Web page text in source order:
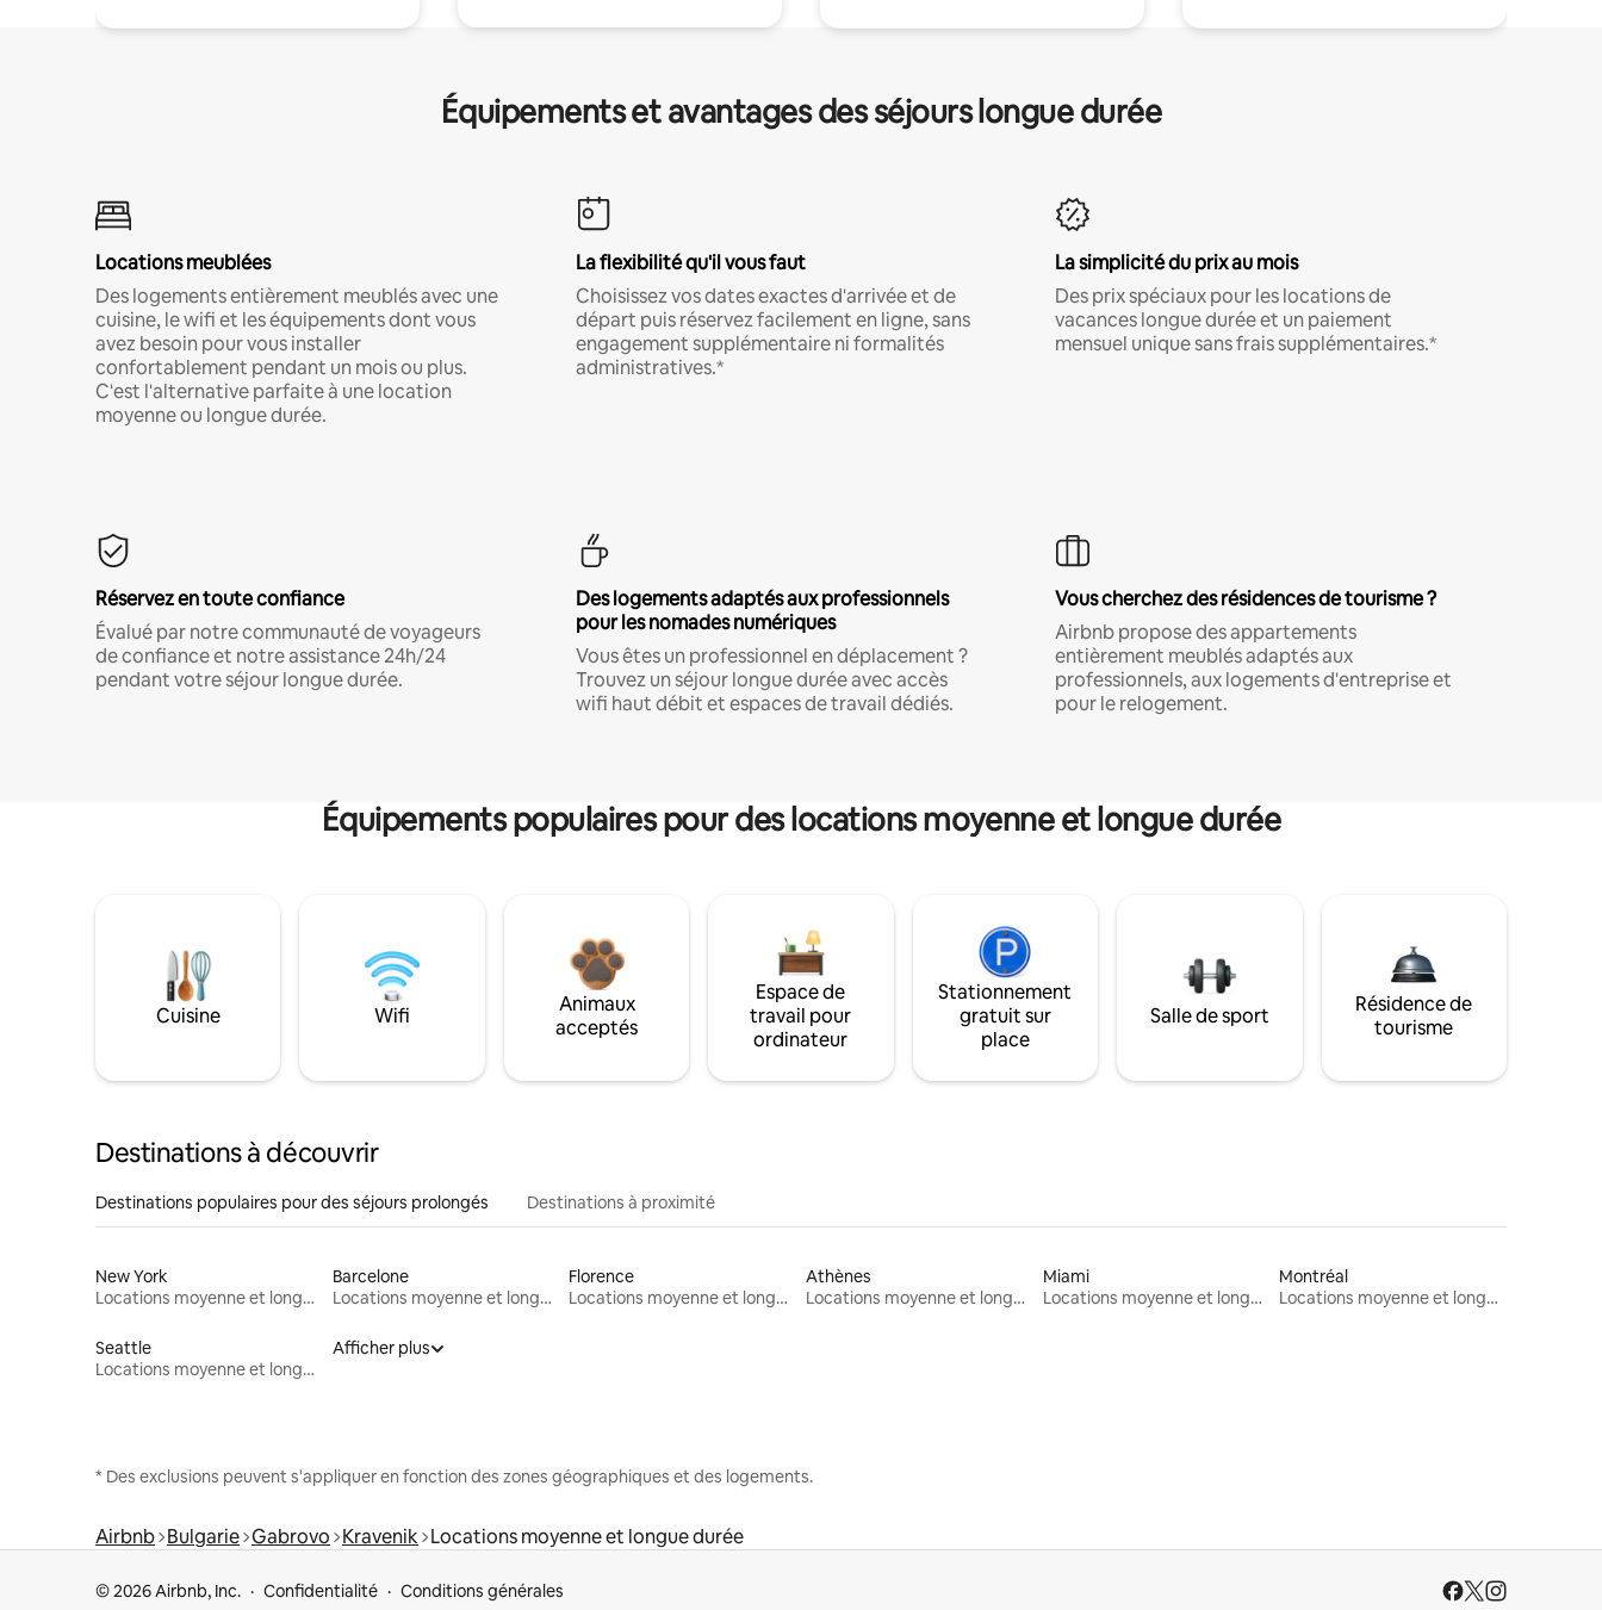
Équipements et avantages des séjours longue durée
Locations meublées
Des logements entièrement meublés avec une
cuisine, le wifi et les équipements dont vous
avez besoin pour vous installer
confortablement pendant un mois ou plus.
C'est l'alternative parfaite à une location
moyenne ou longue durée.
La flexibilité qu'il vous faut
Choisissez vos dates exactes d'arrivée et de
départ puis réservez facilement en ligne, sans
engagement supplémentaire ni formalités
administratives.*
La simplicité du prix au mois
Des prix spéciaux pour les locations de
vacances longue durée et un paiement
mensuel unique sans frais supplémentaires.*
Réservez en toute confiance
Évalué par notre communauté de voyageurs
de confiance et notre assistance 24h/24
pendant votre séjour longue durée.
Des logements adaptés aux professionnels
pour les nomades numériques
Vous êtes un professionnel en déplacement ?
Trouvez un séjour longue durée avec accès
wifi haut débit et espaces de travail dédiés.
Vous cherchez des résidences de tourisme ?
Airbnb propose des appartements
entièrement meublés adaptés aux
professionnels, aux logements d'entreprise et
pour le relogement.
Équipements populaires pour des locations moyenne et longue durée
Cuisine Wifi
Animaux
acceptés
Espace de
travail pour
ordinateur
Stationnement
gratuit sur
place
Salle de sport
Résidence de
tourisme
Destinations à découvrir
Destinations populaires pour des séjours prolongés Destinations à proximité
New York
Locations moyenne et longue durée
Barcelone
Locations moyenne et longue durée
Florence
Locations moyenne et longue durée
Athènes
Locations moyenne et longue durée
Miami
Locations moyenne et longue durée
Montréal
Locations moyenne et longue durée
Seattle
Locations moyenne et longue durée
Afficher plus
* Des exclusions peuvent s'appliquer en fonction des zones géographiques et des logements.
Airbnb Bulgarie Gabrovo Kravenik Locations moyenne et longue durée
© 2026 Airbnb, Inc. Confidentialité Conditions générales